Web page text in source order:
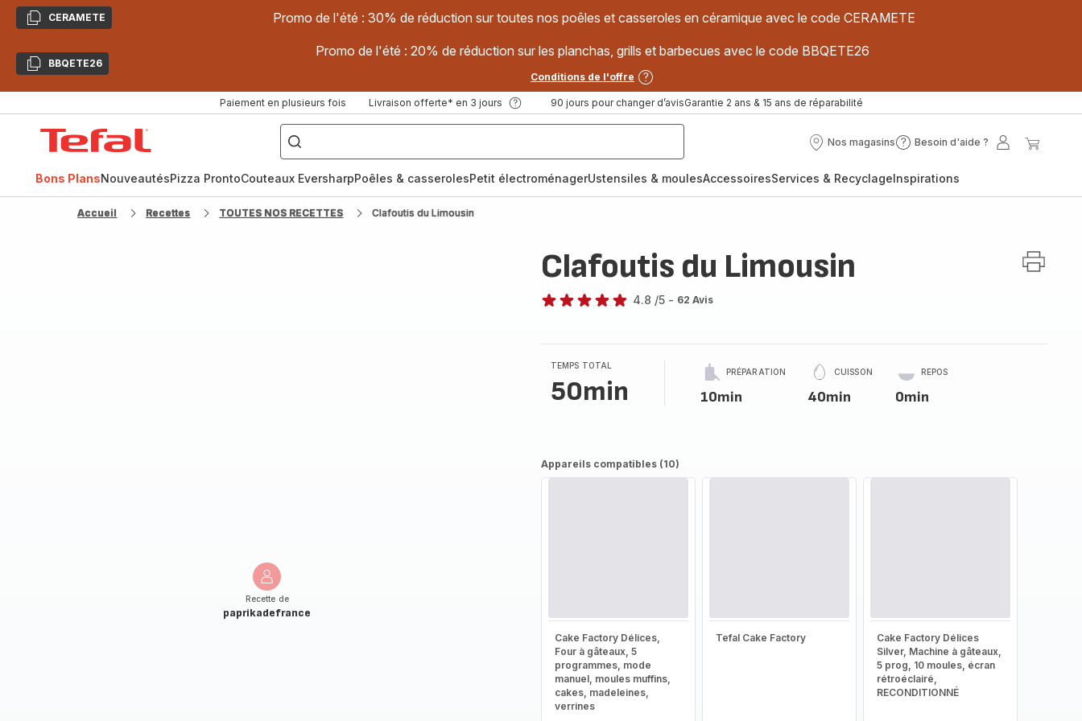
CopierCERAMETE Promo de l'été : 30% de réduction sur toutes nos poêles et casseroles en céramique avec le code CERAMETE
CopierBBQETE26
Promo de l'été : 20% de réduction sur les planchas, grills et barbecues avec le code BBQETE26
Conditions de l'offre
Paiement en plusieurs fois Livraison offerte* en 3 jours 90 jours pour changer d’avisGarantie 2 ans & 15 ans de réparabilité
["Poêles
inox,
Cake
Factory,
Nos magasins
Nos
Besoin d'aide ?
Besoin
?
Mon
Bons PlansNouveautésPizza ProntoCouteaux EversharpPoêles & casserolesPetit électroménagerUstensiles & moulesAccessoiresServices & RecyclageInspirations
Accueil Recettes TOUTES NOS RECETTES Clafoutis du Limousin
Recette de
paprikadefrance
Clafoutis du Limousin
4.8 /5 - 62 Avis
TEMPS TOTAL
50min
PRÉPARATION
10min
CUISSON
40min
REPOS
0min
Appareils compatibles (10)
Cake Factory Délices,
Four à gâteaux, 5
programmes, mode
manuel, moules muffins,
cakes, madeleines,
verrines
Tefal Cake Factory
Cake Factory Délices
Silver, Machine à gâteaux,
5 prog, 10 moules, écran
rétroéclairé,
RECONDITIONNÉ